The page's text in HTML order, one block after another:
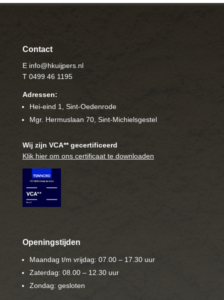
Contact
E info@hkuijpers.nl
T 0499 46 1195
Adressen:
Hei-eind 1, Sint-Oedenrode
Mgr. Hermuslaan 70, Sint-Michielsgestel
Wij zijn VCA** gecertificeerd
Klik hier om ons certificaat te downloaden
Openingstijden
Maandag t/m vrijdag: 07.00 – 17.30 uur
Zaterdag: 08.00 – 12.30 uur
Zondag: gesloten